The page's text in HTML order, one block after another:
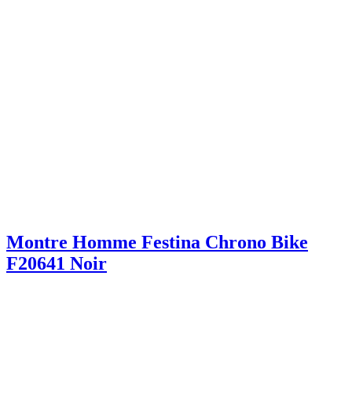
Montre Homme Festina Chrono Bike
F20641 Noir